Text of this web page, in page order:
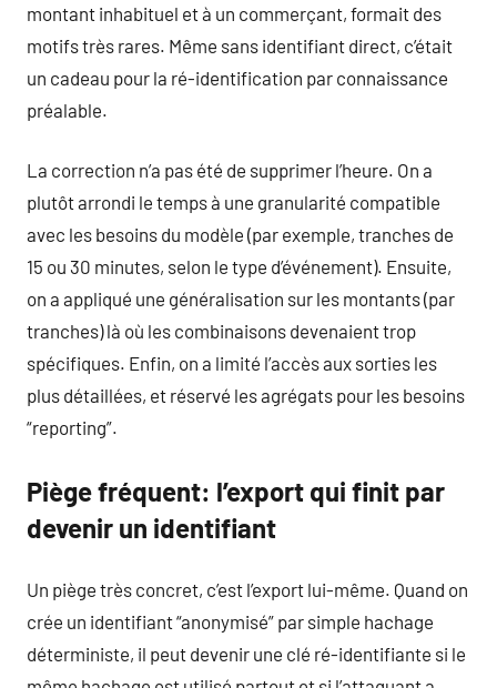
montant inhabituel et à un commerçant, formait des
motifs très rares. Même sans identifiant direct, c’était
un cadeau pour la ré-identification par connaissance
préalable.
La correction n’a pas été de supprimer l’heure. On a
plutôt arrondi le temps à une granularité compatible
avec les besoins du modèle (par exemple, tranches de
15 ou 30 minutes, selon le type d’événement). Ensuite,
on a appliqué une généralisation sur les montants (par
tranches) là où les combinaisons devenaient trop
spécifiques. Enfin, on a limité l’accès aux sorties les
plus détaillées, et réservé les agrégats pour les besoins
“reporting”.
Piège fréquent: l’export qui finit par
devenir un identifiant
Un piège très concret, c’est l’export lui-même. Quand on
crée un identifiant “anonymisé” par simple hachage
déterministe, il peut devenir une clé ré-identifiante si le